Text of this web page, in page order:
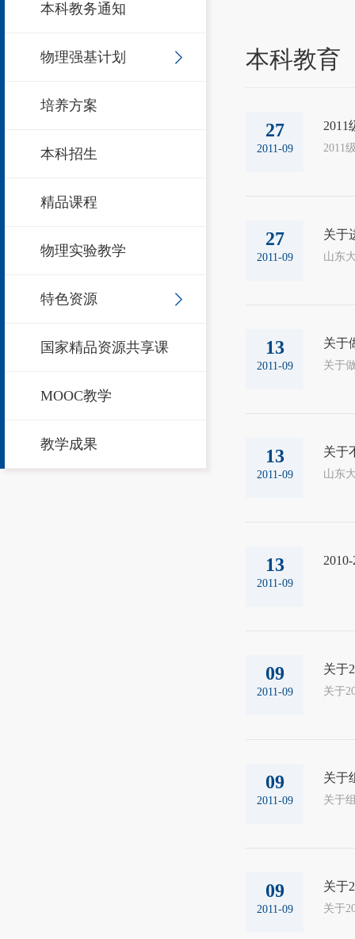
本科教务通知
物理强基计划
培养方案
本科招生
精品课程
物理实验教学
特色资源
国家精品资源共享课
MOOC教学
教学成果
本科教育
27
2011-09
2011
27
2011-09
关于
山东
13
2011-09
关于
13
2011-09
关于
山东
13
2011-09
09
2011-09
关于
09
2011-09
关于
09
2011-09
关于